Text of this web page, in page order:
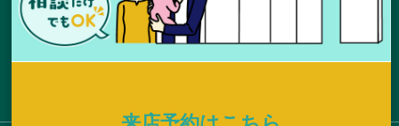
お店を探す
新車拠点からさがす
U-Car取扱い拠点からさがす